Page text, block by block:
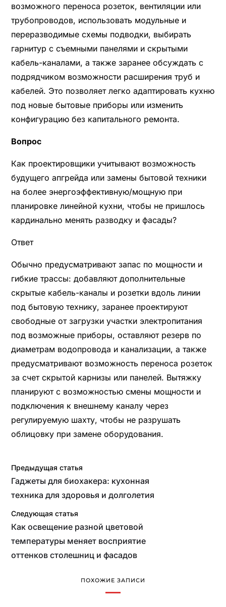
возможного переноса розеток, вентиляции или
трубопроводов, использовать модульные и
переразводимые схемы подводки, выбирать
гарнитур с съемными панелями и скрытыми
кабель-каналами, а также заранее обсуждать с
подрядчиком возможности расширения труб и
кабелей. Это позволяет легко адаптировать кухню
под новые бытовые приборы или изменить
конфигурацию без капитального ремонта.
Вопрос
Как проектировщики учитывают возможность
будущего апгрейда или замены бытовой техники
на более энергоэффективную/мощную при
планировке линейной кухни, чтобы не пришлось
кардинально менять разводку и фасады?
Ответ
Обычно предусматривают запас по мощности и
гибкие трассы: добавляют дополнительные
скрытые кабель-каналы и розетки вдоль линии
под бытовую технику, заранее проектируют
свободные от загрузки участки электропитания
под возможные приборы, оставляют резерв по
диаметрам водопровода и канализации, а также
предусматривают возможность переноса розеток
за счет скрытой карнизы или панелей. Вытяжку
планируют с возможностью смены мощности и
подключения к внешнему каналу через
регулируемую шахту, чтобы не разрушать
облицовку при замене оборудования.
Предыдущая статья
Гаджеты для биохакера: кухонная
техника для здоровья и долголетия
Следующая статья
Как освещение разной цветовой
температуры меняет восприятие
оттенков столешниц и фасадов
ПОХОЖИЕ ЗАПИСИ